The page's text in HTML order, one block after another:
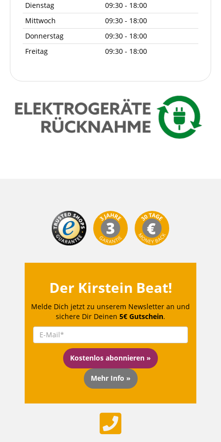
Dienstag
09:30 - 18:00
Mittwoch
09:30 - 18:00
Donnerstag
09:30 - 18:00
Freitag
09:30 - 18:00
Der Kirstein Beat!
Melde Dich jetzt zu unserem Newsletter an und
sichere Dir Deinen 5€ Gutschein.
Kostenlos abonnieren »
Mehr Info »